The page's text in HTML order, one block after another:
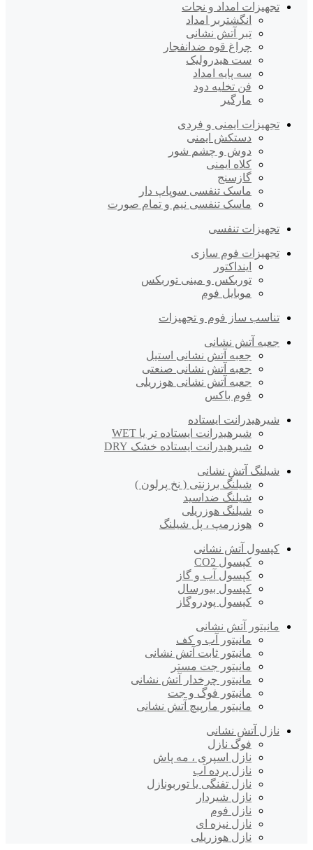
تجهیزات امداد و نجات
انگشتربر امداد
تبر آتش نشانی
چراغ قوه ضدانفجار
ست هیدرولیک
سه پایه امداد
فن تخلیه دود
مارگیر
تجهیزات ایمنی و فردی
دستکش ایمنی
دوش و چشم شور
کلاه ایمنی
گازسنج
ماسک تنفسی سوپاپ دار
ماسک تنفسی نیم و تمام صورت
تجهیزات تنفسی
تجهیزات فوم سازی
اینداکتور
توربکس و مینی توربکس
موبایل فوم
تناسب ساز فوم و تجهیزات
جعبه آتش نشانی
جعبه آتش نشانی استیل
جعبه آتش نشانی صنعتی
جعبه آتش نشانی هوزریلی
فوم باکس
شیرهیدرانت ایستاده
شیرهیدرانت ایستاده تر یا WET
شیرهیدرانت ایستاده خشک DRY
شیلنگ آتش نشانی
شیلنگ برزنتی ( نخ پرلون )
شیلنگ ضداسید
شیلنگ هوزریلی
هوزرمپ ، پل شیلنگ
کپسول آتش نشانی
کپسول CO2
کپسول آب و گاز
کپسول بیورسال
کپسول پودروگاز
مانیتور آتش نشانی
مانیتور آب و کف
مانیتور ثابت آتش نشانی
مانیتور جت مستر
مانیتور چرخدار آتش نشانی
مانیتور فوگ و جت
مانیتور مارپیچ آتش نشانی
نازل آتش نشانی
فوگ نازل
نازل اسپری ، مه پاش
نازل پرده آب
نازل تفنگی یا توربونازل
نازل شیردار
نازل فوم
نازل نیزه ای
نازل هوزریلی